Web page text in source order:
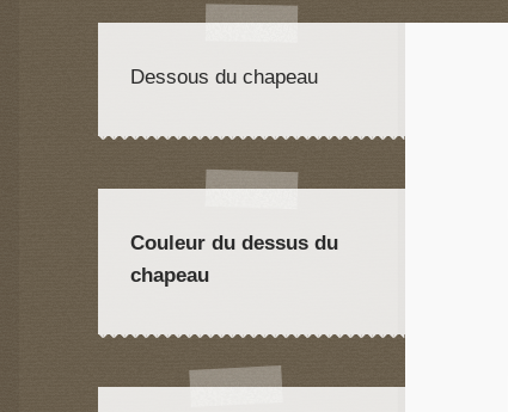
Dessous du chapeau
Couleur du dessus du
chapeau